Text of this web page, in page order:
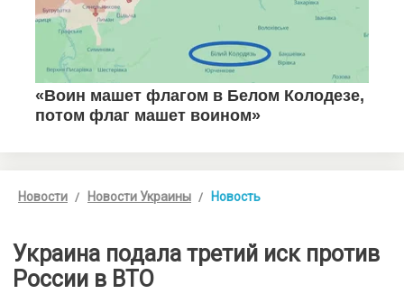
Новости Новости Украины Новость
Украина подала третий иск против
России в ВТО